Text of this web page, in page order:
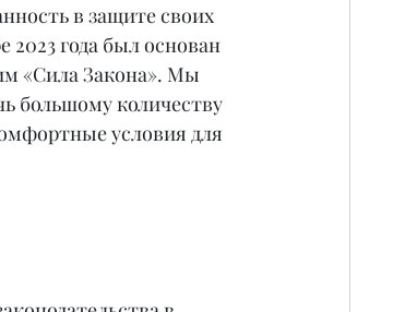
в защите своих
2023 года был основан
«Сила Закона». Мы
большому количеству
условия для